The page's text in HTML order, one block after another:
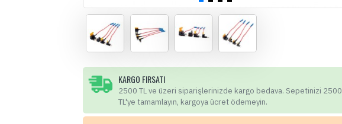
KARGO FIRSATI
2500 TL ve üzeri siparişlerinizde kargo bedava. Sepetinizi 2500
TL'ye tamamlayın, kargoya ücret ödemeyin.